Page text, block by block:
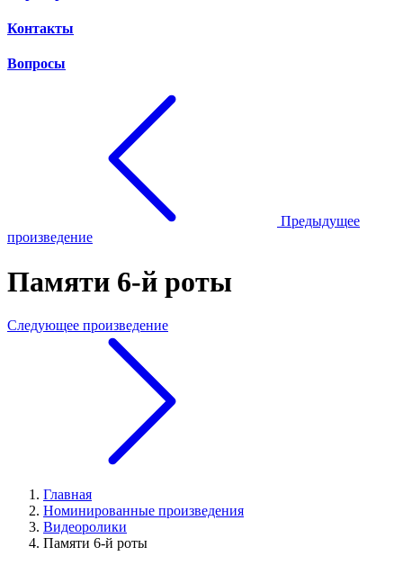
Контакты
Вопросы
Предыдущее
произведение
Памяти 6-й роты
Следующее произведение
Главная
Номинированные произведения
Видеоролики
Памяти 6-й роты